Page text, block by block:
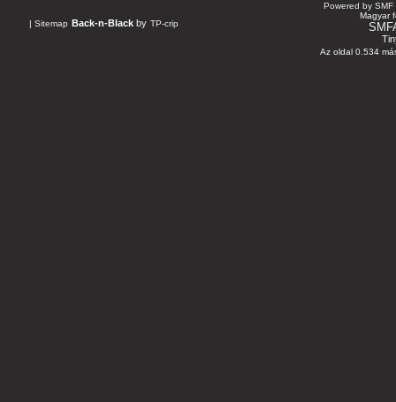
| Sitemap Back-n-Black by TP-crip
Powered by SMF
Magyar
Az oldal 0.534